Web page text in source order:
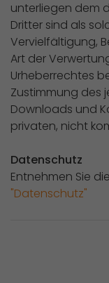
unterliegen dem
Dritter sind als
Vervielfältigung,
Art der
Urheberrechtes
Zustimmung des
Downloads und
privaten, nicht
Datenschutz
Entnehmen Sie
"Datenschutz"